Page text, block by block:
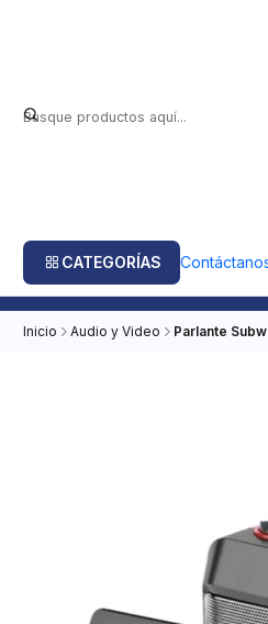
CATEGORÍAS
Inicio Audio y Video Parlante